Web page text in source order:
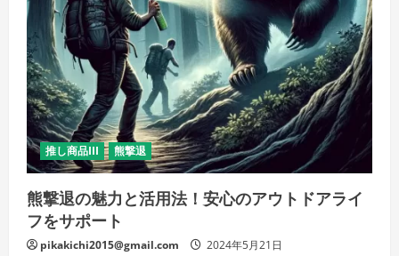
の
不
安
ゼ
ロ！
い
つ
で
も、
ど
こ
で
も、
確
な
安
心
を!!
の
推し商品III 熊撃退
熊撃退の魅力と活用法！安心のアウトドアライ
フをサポート
pikakichi2015@gmail.com 2024年5月21日